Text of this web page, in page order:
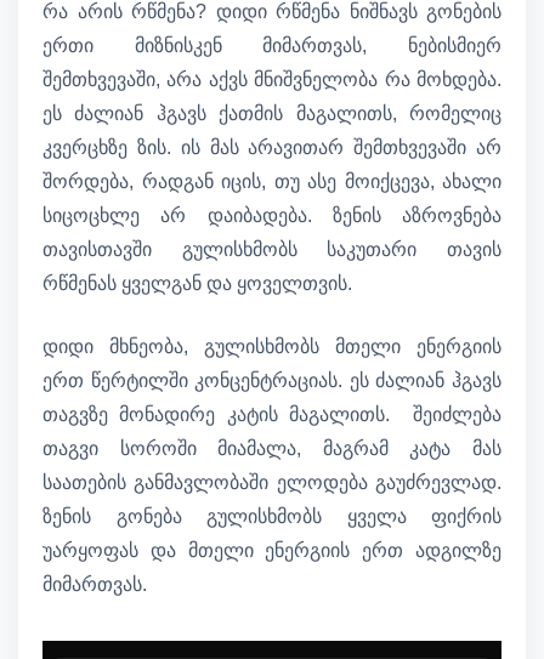
რა არის რწმენა? დიდი რწმენა ნიშნავს გონების
ერთი მიზნისკენ მიმართვას, ნებისმიერ
შემთხვევაში, არა აქვს მნიშვნელობა რა მოხდება.
ეს ძალიან ჰგავს ქათმის მაგალითს, რომელიც
კვერცხზე ზის. ის მას არავითარ შემთხვევაში არ
შორდება, რადგან იცის, თუ ასე მოიქცევა, ახალი
სიცოცხლე არ დაიბადება. ზენის აზროვნება
თავისთავში გულისხმობს საკუთარი თავის
რწმენას ყველგან და ყოველთვის.
დიდი მხნეობა, გულისხმობს მთელი ენერგიის
ერთ წერტილში კონცენტრაციას. ეს ძალიან ჰგავს
თაგვზე მონადირე კატის მაგალითს. შეიძლება
თაგვი სოროში მიამალა, მაგრამ კატა მას
საათების განმავლობაში ელოდება გაუძრევლად.
ზენის გონება გულისხმობს ყველა ფიქრის
უარყოფას და მთელი ენერგიის ერთ ადგილზე
მიმართვას.